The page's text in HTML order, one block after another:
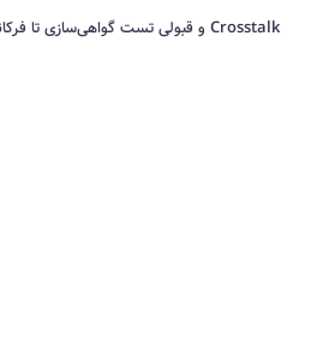
Crosstalk و قبولی تست گواهی‌سازی تا فرکانس 250MHz دارد.